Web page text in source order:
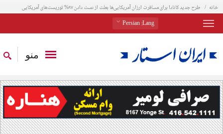
خانه طرح جدید کانادا برای مسافرت ارزان آمریکایی‌ها بعلت از دست دادن ۹۷% توریست‌های آمریکایی
Lang
: Persian
منو